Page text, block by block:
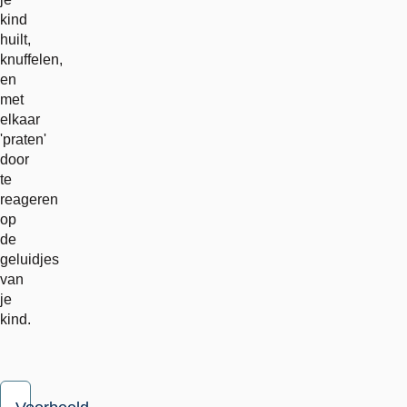
kind
huilt,
knuffelen,
en
met
elkaar
'praten'
door
te
reageren
op
de
geluidjes
van
je
kind.